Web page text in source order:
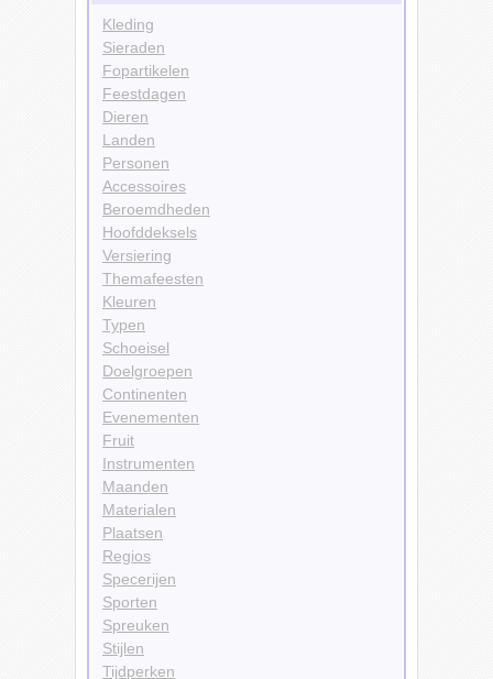
Kleding
Sieraden
Fopartikelen
Feestdagen
Dieren
Landen
Personen
Accessoires
Beroemdheden
Hoofddeksels
Versiering
Themafeesten
Kleuren
Typen
Schoeisel
Doelgroepen
Continenten
Evenementen
Fruit
Instrumenten
Maanden
Materialen
Plaatsen
Regios
Specerijen
Sporten
Spreuken
Stijlen
Tijdperken